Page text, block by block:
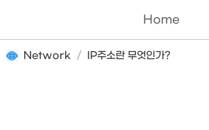
Home
Network / IP주소란 무엇인가?